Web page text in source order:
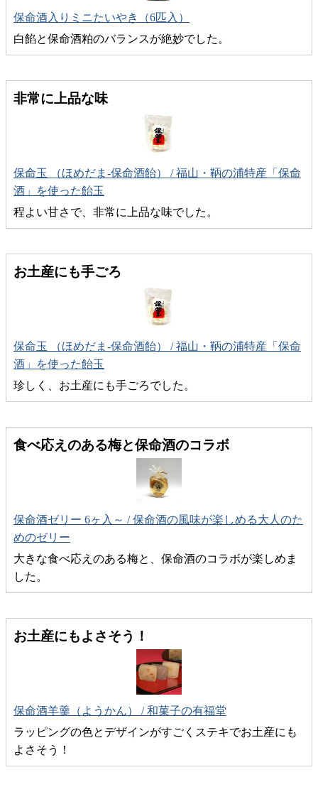
保命酒入りミニたいやき（6匹入）
白餡と保命酒粕のバランスが絶妙でした。
非常に上品な味
保命玉 （ほめだま-保命酒飴） / 福山・鞆の浦特産「保命
酒」を使った飴玉
程よい甘さで、非常に上品な味でした。
お土産にも手ごろ
保命玉 （ほめだま-保命酒飴） / 福山・鞆の浦特産「保命
酒」を使った飴玉
珍しく、お土産にも手ごろでした。
食べ応えのある梅と保命酒のコラボ
保命酒ゼリー 6ヶ入～ / 保命酒の風味が楽しめる大人のた
めのゼリー
大きな食べ応えのある梅と、保命酒のコラボが楽しめま
した。
お土産にもよさそう！
保命酒羊羹（ようかん） / 和菓子の有福堂
ラッピングの色とデザインがすごくステキでお土産にも
よさそう！